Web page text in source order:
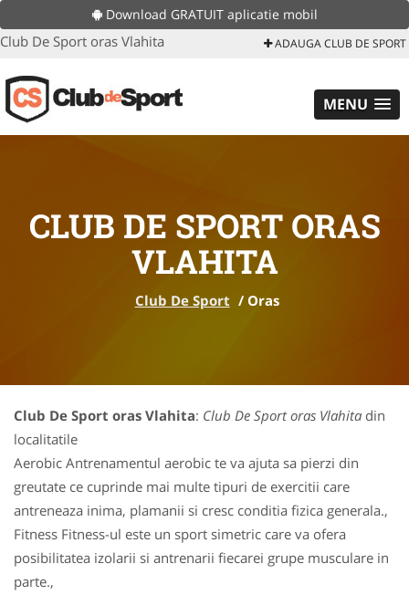
Download GRATUIT aplicatie mobil
Club De Sport oras Vlahita ADAUGA CLUB DE SPORT
MENU
CLUB DE SPORT ORAS
VLAHITA
Club De Sport / Oras
Club De Sport oras Vlahita: Club De Sport oras Vlahita din
localitatile
Aerobic Antrenamentul aerobic te va ajuta sa pierzi din
greutate ce cuprinde mai multe tipuri de exercitii care
antreneaza inima, plamanii si cresc conditia fizica generala.,
Fitness Fitness-ul este un sport simetric care va ofera
posibilitatea izolarii si antrenarii fiecarei grupe musculare in
parte.,